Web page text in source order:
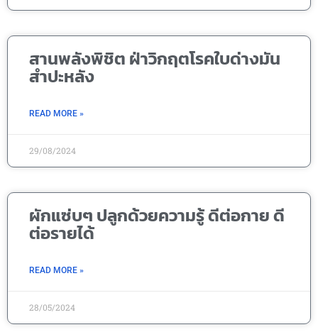
สานพลังพิชิต ฝ่าวิกฤตโรคใบด่างมัน
สำปะหลัง
READ MORE »
29/08/2024
ผักแซ่บๆ ปลูกด้วยความรู้ ดีต่อกาย ดี
ต่อรายได้
READ MORE »
28/05/2024